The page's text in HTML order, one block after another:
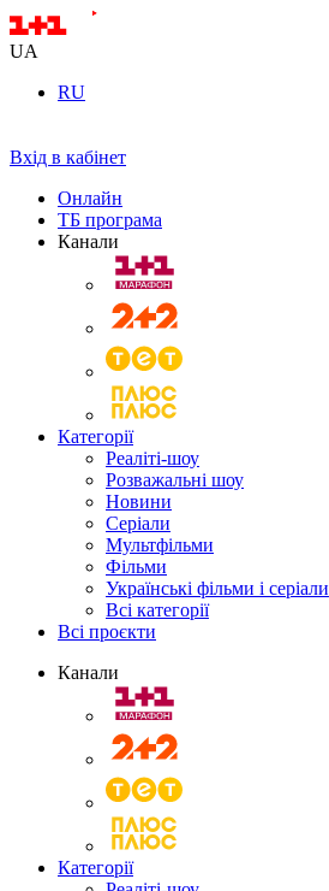
UA
RU
Вхід в кабінет
Онлайн
ТБ програма
Канали
Категорії
Реаліті-шоу
Розважальні шоу
Новини
Серіали
Мультфільми
Фільми
Українські фільми і серіали
Всі категорії
Всі проєкти
Канали
Категорії